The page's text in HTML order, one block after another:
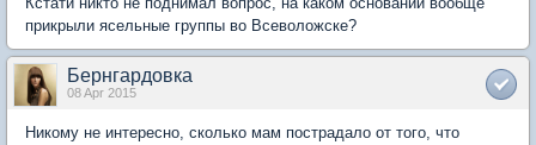
прикрыли ясельные группы во Всеволожске?
Бернгардовка
08 Apr 2015
Никому не интересно, сколько мам пострадало от того, что